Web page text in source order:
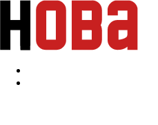
Перейти к основному